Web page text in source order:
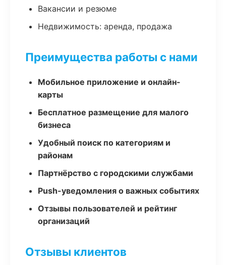
Вакансии и резюме
Недвижимость: аренда, продажа
Преимущества работы с нами
Мобильное приложение и онлайн-
карты
Бесплатное размещение для малого
бизнеса
Удобный поиск по категориям и
районам
Партнёрство с городскими службами
Push-уведомления о важных событиях
Отзывы пользователей и рейтинг
организаций
Отзывы клиентов